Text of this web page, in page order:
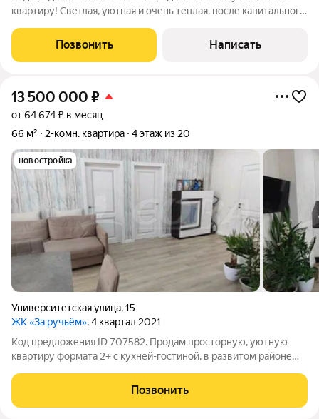
квартиру! Светлая, уютная и очень теплая, после капитального
евро стандартам, заменена вся сантехника и радиаторы,
качественные
Позвонить Написать
13 500 000 ₽
от 64 674 ₽ в месяц
66 м²
2-комн. квартира 4 этаж из 20
новостройка
Университетская улица,15
ЖК «За ручьём», 4 квартал 2021
Код предложения ID 707582. Продам просторную, уютную
квартиру формата 2+ с кухней-гостиной, в развитом районе
на стенах обои, натяжной потолок. В ванной комнате
керамогранит, теплый пол, есть
Позвонить